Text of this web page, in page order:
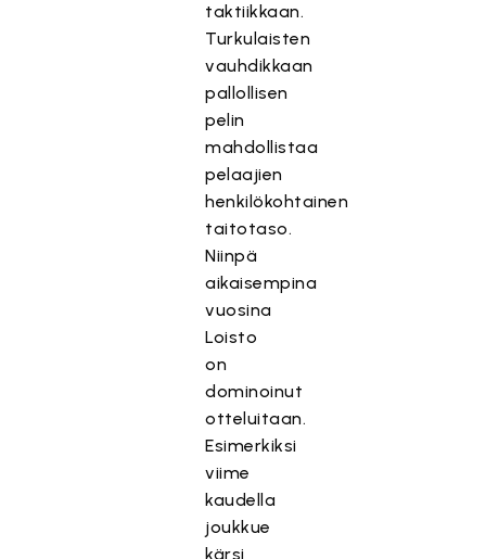
taktiikkaan.
Turkulaisten
vauhdikkaan
pallollisen
pelin
mahdollistaa
pelaajien
henkilökohtainen
taitotaso.
Niinpä
aikaisempina
vuosina
Loisto
on
dominoinut
otteluitaan.
Esimerkiksi
viime
kaudella
joukkue
kärsi